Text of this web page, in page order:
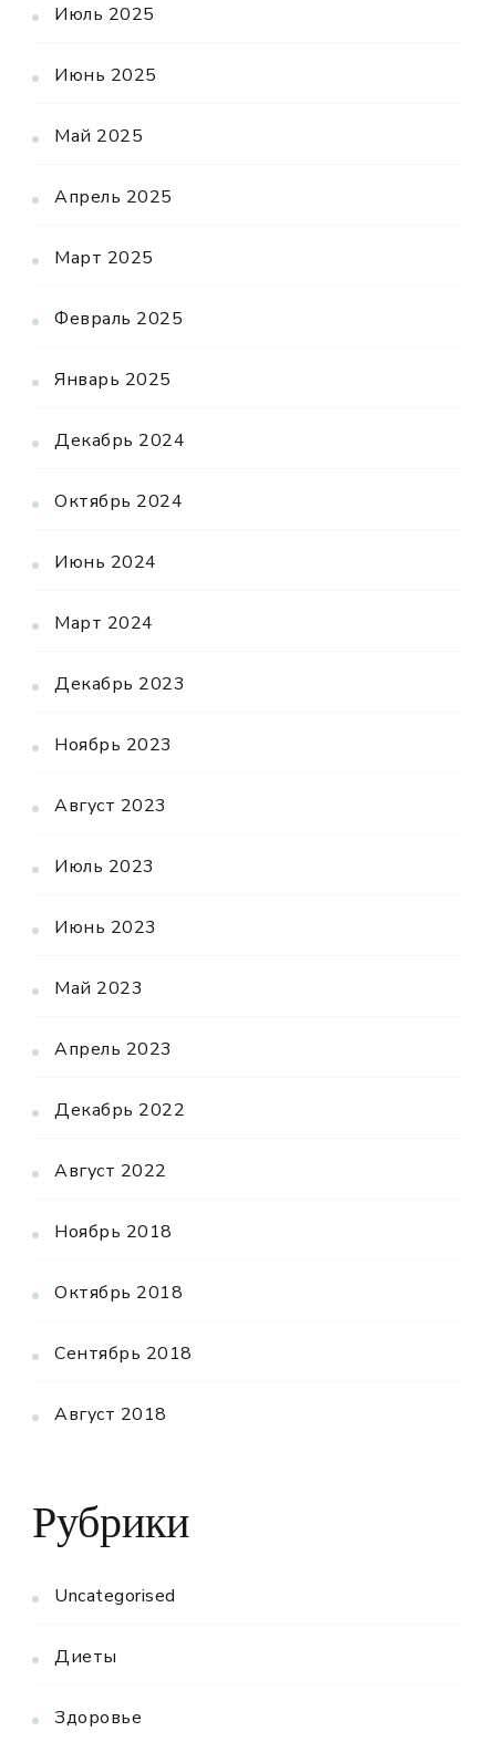
Июль 2025
Июнь 2025
Май 2025
Апрель 2025
Март 2025
Февраль 2025
Январь 2025
Декабрь 2024
Октябрь 2024
Июнь 2024
Март 2024
Декабрь 2023
Ноябрь 2023
Август 2023
Июль 2023
Июнь 2023
Май 2023
Апрель 2023
Декабрь 2022
Август 2022
Ноябрь 2018
Октябрь 2018
Сентябрь 2018
Август 2018
Рубрики
Uncategorised
Диеты
Здоровье